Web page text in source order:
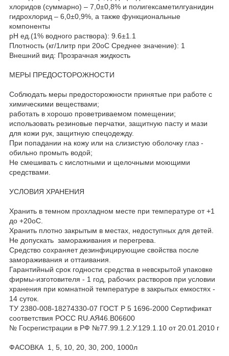
хлоридов (суммарно) – 7,0±0,8% и полигексаметилгуанидин
гидрохлорид – 6,0±0,9%, а также функциональные
компоненты
рН ед.(1% водного раствора): 9.6±1.1
Плотность (кг/1литр при 20оС Среднее значение): 1
Внешний вид: Прозрачная жидкость
МЕРЫ ПРЕДОСТОРОЖНОСТИ
Соблюдать меры предосторожности принятые при работе с
химическими веществами;
работать в хорошо проветриваемом помещении;
использовать резиновые перчатки, защитную пасту и мази
для кожи рук, защитную спецодежду.
При попадании на кожу или на слизистую оболочку глаз -
обильно промыть водой;
Не смешивать с кислотными и щелочными моющими
средствами.
УСЛОВИЯ ХРАНЕНИЯ
Хранить в темном прохладном месте при температуре от +1
до +20оС.
Хранить плотно закрытым в местах, недоступных для детей.
Не допускать замораживания и перегрева.
Средство сохраняет дезинфицирующие свойства после
замораживания и оттаивания.
Гарантийный срок годности средства в невскрытой упаковке
фирмы-изготовителя - 1 год, рабочих растворов при условии
хранения при комнатной температуре в закрытых емкостях -
14 суток.
ТУ 2380-008-18274330-07 ГОСТ Р 5 1696-2000 Сертификат
соответствия РОСС RU.АЯ46.В06600
№ Госрегистрации в РФ №77.99.1.2.У.129.1.10 от 20.01.2010 г
ФАСОВКА 1, 5, 10, 20, 30, 200, 1000л